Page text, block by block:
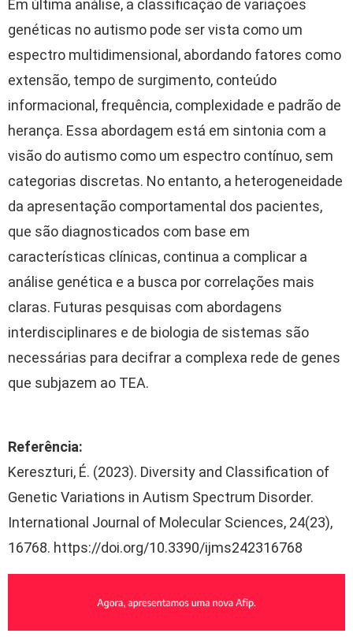
Em última análise, a classificação de variações
genéticas no autismo pode ser vista como um
espectro multidimensional, abordando fatores como
extensão, tempo de surgimento, conteúdo
informacional, frequência, complexidade e padrão de
herança. Essa abordagem está em sintonia com a
visão do autismo como um espectro contínuo, sem
categorias discretas. No entanto, a heterogeneidade
da apresentação comportamental dos pacientes,
que são diagnosticados com base em
características clínicas, continua a complicar a
análise genética e a busca por correlações mais
claras. Futuras pesquisas com abordagens
interdisciplinares e de biologia de sistemas são
necessárias para decifrar a complexa rede de genes
que subjazem ao TEA.
Referência:
Kereszturi, É. (2023). Diversity and Classification of
Genetic Variations in Autism Spectrum Disorder.
International Journal of Molecular Sciences, 24(23),
16768. https://doi.org/10.3390/ijms242316768